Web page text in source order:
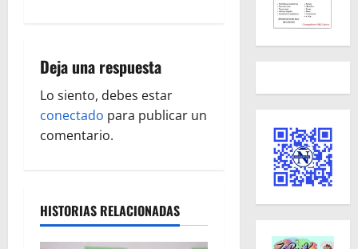
c
i
ó
d
Deja una respuesta
Lo siento, debes estar
conectado para publicar un
comentario.
HISTORIAS RELACIONADAS